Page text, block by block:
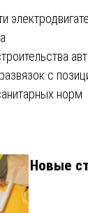
с
норм
Новые